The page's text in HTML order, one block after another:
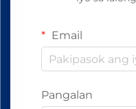
Email
Pangalan